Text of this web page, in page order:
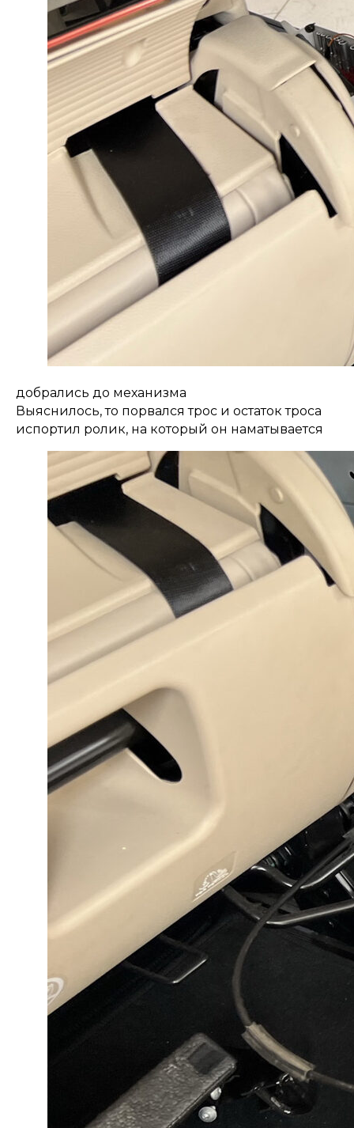
добрались до механизма
Выяснилось, то порвался трос и остаток троса
испортил ролик, на который он наматывается